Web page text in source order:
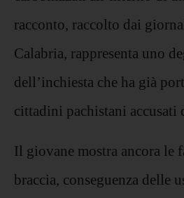
racconto, raccolto dai
Calabria, rappresenta uno
dell’inchiesta che ha già
cittadini pachistani accusati
Il giovane mostra ancora le
braccia, conseguenza delle